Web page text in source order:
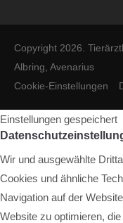
Copyright 2026.
Albring, Avenarius
Cookie-Einstellungen
Einstellungen gespeichert
Wir und ausgewählte
Cookies und ähnliche
Navigation auf der
Website zu optimieren,